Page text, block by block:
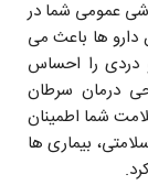
عمومی شما در
دارو ها باعث می
دردی را احساس
درمان سرطان
شما اطمینان
بیماری ها